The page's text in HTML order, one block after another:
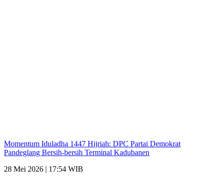
Momentum Iduladha 1447 Hijriah: DPC Partai Demokrat
Pandeglang Bersih-bersih Terminal Kadubanen
28 Mei 2026 | 17:54 WIB